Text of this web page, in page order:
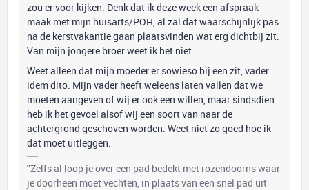
zou er voor kijken. Denk dat ik deze week een afspraak
maak met mijn huisarts/POH, al zal dat waarschijnlijk pas
na de kerstvakantie gaan plaatsvinden wat erg dichtbij zit.
Van mijn jongere broer weet ik het niet.
Weet alleen dat mijn moeder er sowieso bij een zit, vader
idem dito. Mijn vader heeft weleens laten vallen dat we
moeten aangeven of wij er ook een willen, maar sindsdien
heb ik het gevoel alsof wij een soort van naar de
achtergrond geschoven worden. Weet niet zo goed hoe ik
dat moet uitleggen.
"Zelfs al loop je over een pad bedekt met rozendoorns waar
je doorheen moet vechten, in plaats van een snel pad uit